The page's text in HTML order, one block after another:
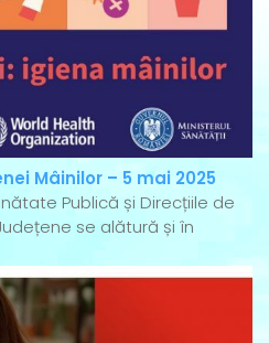
Mâinilor – 5 mai 2025
Publică și Direcțiile de
se alătură și în